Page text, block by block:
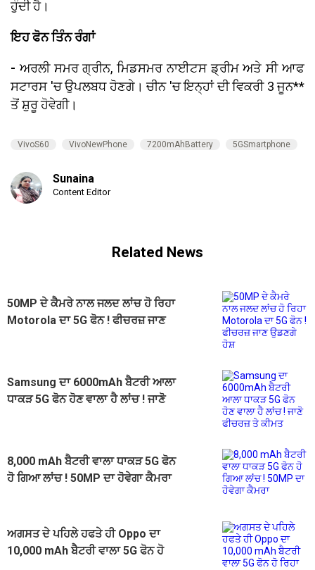
ਹੁੰਦੀ ਹੈ।
ਇਹ ਫੋਨ ਤਿੰਨ ਰੰਗਾਂ
- ਅਰਲੀ ਸਮਰ ਗ੍ਰੀਨ, ਮਿਡਸਮਰ ਨਾਈਟਸ ਡ੍ਰੀਮ ਅਤੇ ਸੀ ਆਫ
ਸਟਾਰਸ 'ਚ ਉਪਲਬਧ ਹੋਣਗੇ। ਚੀਨ 'ਚ ਇਨ੍ਹਾਂ ਦੀ ਵਿਕਰੀ 3 ਜੂਨ**
ਤੋਂ ਸ਼ੁਰੂ ਹੋਵੇਗੀ।
VivoS60 VivoNewPhone 7200mAhBattery 5GSmartphone
Sunaina
Content Editor
Related News
50MP ਦੇ ਕੈਮਰੇ ਨਾਲ ਜਲਦ ਲਾਂਚ ਹੋ ਰਿਹਾ
Motorola ਦਾ 5G ਫੋਨ ! ਫੀਚਰਜ਼ ਜਾਣ
Samsung ਦਾ 6000mAh ਬੈਟਰੀ ਆਲਾ
ਧਾਕੜ 5G ਫੋਨ ਹੋਣ ਵਾਲਾ ਹੈ ਲਾਂਚ ! ਜਾਣੋ
8,000 mAh ਬੈਟਰੀ ਵਾਲਾ ਧਾਕੜ 5G ਫੋਨ
ਹੋ ਗਿਆ ਲਾਂਚ ! 50MP ਦਾ ਹੋਵੇਗਾ ਕੈਮਰਾ
ਅਗਸਤ ਦੇ ਪਹਿਲੇ ਹਫਤੇ ਹੀ Oppo ਦਾ
10,000 mAh ਬੈਟਰੀ ਵਾਲਾ 5G ਫੋਨ ਹੋ